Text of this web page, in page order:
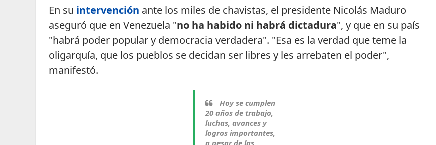
En su intervención ante los miles de chavistas, el presidente Nicolás Maduro
aseguró que en Venezuela "no ha habido ni habrá dictadura", y que en su país
"habrá poder popular y democracia verdadera". "Esa es la verdad que teme la
oligarquía, que los pueblos se decidan ser libres y les arrebaten el poder",
manifestó.
Hoy se cumplen
20 años de trabajo,
luchas, avances y
logros importantes,